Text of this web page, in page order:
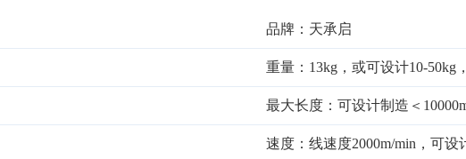
品牌：天承启
重量：13kg，或可设计10-50kg
最大长度：可设计制造＜
速度：线速度2000m/min，可设